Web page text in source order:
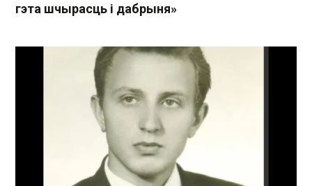
гэта шчырасць і дабрыня»